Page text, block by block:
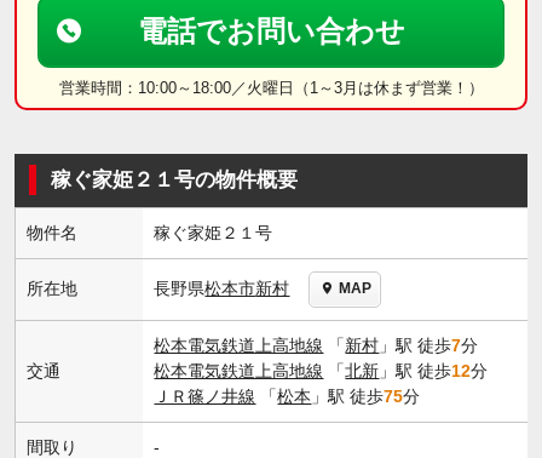
電話でお問い合わせ
営業時間：10:00～18:00／火曜日（1～3月は休まず営業！）
稼ぐ家姫２１号の物件概要
物件名 稼ぐ家姫２１号
所在地 長野県松本市新村 MAP
交通
松本電気鉄道上高地線 「新村 」駅 徒歩7分
松本電気鉄道上高地線 「北新 」駅 徒歩12分
ＪＲ篠ノ井線 「松本 」駅 徒歩75分
間取り -